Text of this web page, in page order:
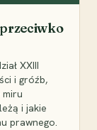
XXIII
i gróźb,
i jakie
prawnego.